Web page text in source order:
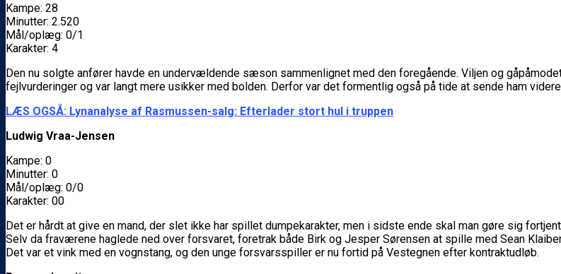
Kampe: 28
Minutter: 2.520
Mål/oplæg: 0/1
Karakter: 4
Den nu solgte anfører havde en undervældende sæson sammenlignet med den foregående. Viljen og
fejlvurderinger og var langt mere usikker med bolden. Derfor var det formentlig også på tide at sende ham
LÆS OGSÅ: Lynanalyse af Rasmussen-salg: Efterlader stort hul i truppen
Ludwig Vraa-Jensen
Kampe: 0
Minutter: 0
Mål/oplæg: 0/0
Karakter: 00
Det er hårdt at give en mand, der slet ikke har spillet dumpekarakter, men i sidste ende skal man gøre sig
Selv da fraværene haglede ned over forsvaret, foretrak både Birk og Jesper Sørensen at spille med Sean
Det var et vink med en vognstang, og den unge forsvarsspiller er nu fortid på Vestegnen efter kontraktudløb.